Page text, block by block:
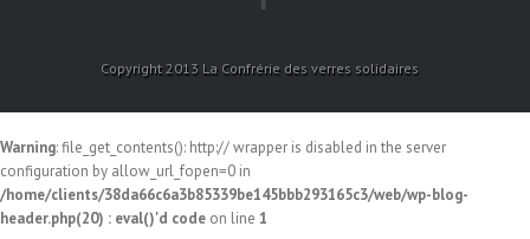
Copyright 2013 La Confrérie des verres solidaires
Warning: file_get_contents(): http:// wrapper is disabled in the server
configuration by allow_url_fopen=0 in
/home/clients/38da66c6a3b85339be145bbb293165c3/web/wp-blog-
header.php(20) : eval()'d code on line 1